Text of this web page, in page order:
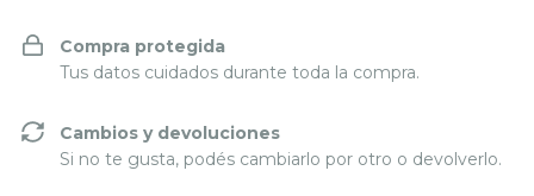
Compra protegida
Tus datos cuidados durante toda la compra.
Cambios y devoluciones
Si no te gusta, podés cambiarlo por otro o devolverlo.